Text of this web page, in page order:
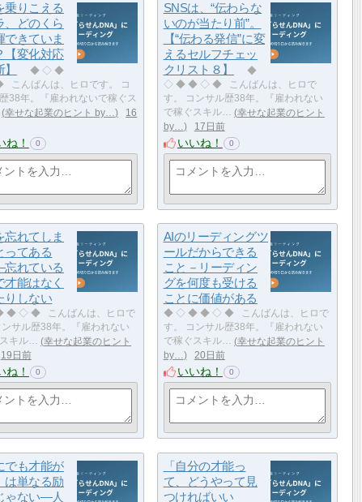
乗りこえる
、どのくら
できていま
【変化対応
◆ ◇ ◆
んばんは、ヒロです。 コ
38年。『雇われないで稼ぐス
幸せな起業のヒント by…
16
ね！ 0
SNSは、“伝わらな
いのが当たり前”。
【“伝わる発信”に変
えるセルフチェッ
クリスト８】
◆
◇ ◆ ◆ ◇ ◆ こんばんは、ヒロで
す。 コンサル歴38年。『雇われない
で稼ぐスキル…
幸せな起業のヒント
by…
17日前
いいね！ 0
忘れてしま
ってある
れている
才能はなく
りしない
◇ ◆ こんばんは、ヒロで
サル歴38年。『雇われない
キル…
幸せな起業のヒント
19日前
ね！ 0
AIのリーディングツ
ールだからできる
こと－リーディン
グを何度も受ける
ことに価値がある
◆ ◇ ◆ ◆ ◇ ◆ こんばんは、ヒロで
す。 コンサル歴38年。『雇われない
で稼ぐスキル…
幸せな起業のヒント
by…
20日前
いいね！ 0
でも才能が
は単なる励
ゃない―人
「自分の才能っ
て、どうやって見
つければいい